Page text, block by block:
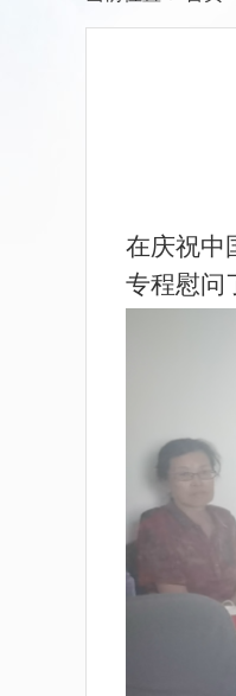
在庆祝中
专程慰问